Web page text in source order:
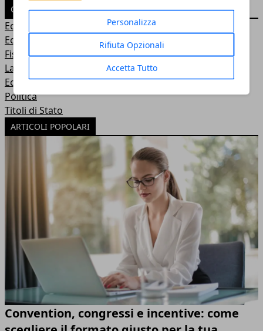
Personalizza
Rifiuta Opzionali
Accetta Tutto
CATEGORIE
Economia
Economia e Turismo
Fisco e tasse
Lavoro
Economia Domestica
Politica
Titoli di Stato
ARTICOLI POPOLARI
Convention, congressi e incentive: come